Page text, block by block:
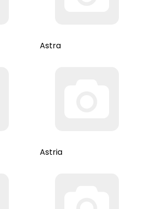
Astra
Astria